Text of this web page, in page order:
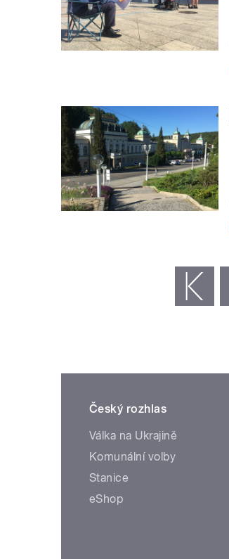
‹ předchozí
Český rozhlas
Válka na Ukrajině
Komunální volby
Stanice
eShop